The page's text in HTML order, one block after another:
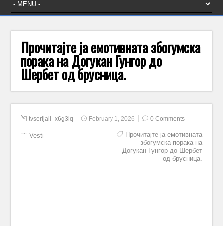
Прочитајте ја емотивната збогумска
порака на Догукан Гунгор до
Шербет од брусница.
tvserijali_x6g3lq February 1, 2026 0 Comments
Vesti
Прочитајте ја емотивната
збогумска порака на
Догукан Гунгор до Шербет
од брусница.